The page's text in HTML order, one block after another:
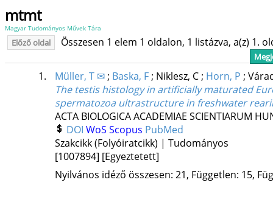
mtmt
Magyar Tudományos Művek Tára
Előző oldal Összesen 1 elem 1 oldalon, 1 listázva, a(z) 1.
1. Müller, T ✉; Baska, F; Niklesz, C; Horn, P ;
The testis histology in artificially maturated
spermatozoa ultrastructure in freshwater
ACTA BIOLOGICA ACADEMIAE SCIENTIARUM
DOI WoS Scopus PubMed
Szakcikk (Folyóiratcikk) | Tudományos
[1007894] [Egyeztetett]
Nyilvános idéző összesen: 21, Független: 15,